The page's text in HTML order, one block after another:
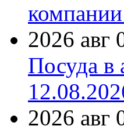
2026 авг
Посуда в
2026 авг